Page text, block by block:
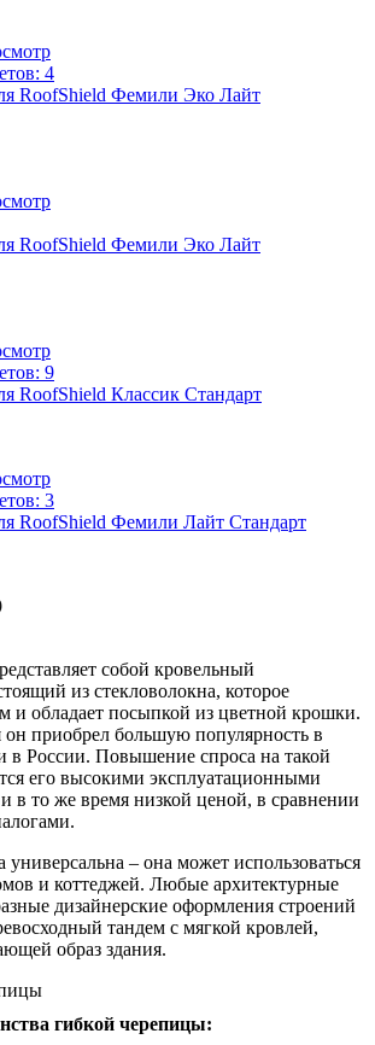
4
RoofShield Фемили Эко Лайт
RoofShield Фемили Эко Лайт
9
RoofShield Классик Стандарт
3
RoofShield Фемили Лайт Стандарт
собой кровельный
из стекловолокна, которое
и обладает посыпкой из цветной крошки.
приобрел большую популярность в
в России. Повышение спроса на такой
его высокими эксплуатационными
в то же время низкой ценой, в сравнении
– она может использоваться
и коттеджей. Любые архитектурные
дизайнерские оформления строений
тандем с мягкой кровлей,
образ здания.
гибкой черепицы: